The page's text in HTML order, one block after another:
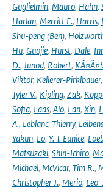
Guglielmin, Mauro, Hahn,
Harlan, Merritt E., Harris,
Shu-peng (Ben),
Hu, Guojie, Hurst, Dale,
D., Junod, Robert,
Viktor, Kellerer-Pirklbauer,
Tyler V., Kipling, Zak,
Sofia, Laas, Alo, Lan, Xin,
A., Leblanc, Thierry,
Yakun, Lo, Y. T. Eunice,
Matsuzaki, Shin-Ichiro,
Michael, McVicar, Tim R.,
Christopher J., Merio,